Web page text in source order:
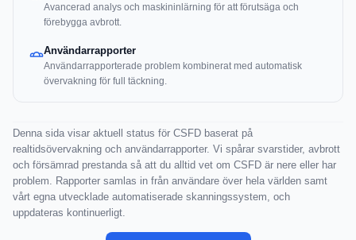
Avancerad analys och maskininlärning för att förutsäga och
förebygga avbrott.
Användarrapporter
Användarrapporterade problem kombinerat med automatisk
övervakning för full täckning.
Denna sida visar aktuell status för CSFD baserat på
realtidsövervakning och användarrapporter. Vi spårar svarstider, avbrott
och försämrad prestanda så att du alltid vet om CSFD är nere eller har
problem. Rapporter samlas in från användare över hela världen samt
vårt egna utvecklade automatiserade skanningssystem, och
uppdateras kontinuerligt.